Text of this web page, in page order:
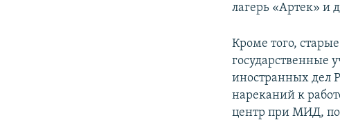
лагерь «Артек» и
Кроме того,
государственные
иностранных дел
нареканий к
центр при МИД,